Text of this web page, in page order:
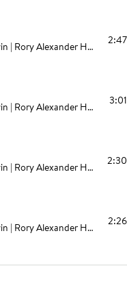
Ian Janco Gillberg | Jason Elvin | Rory Alexander Hope | Randall Breneman 2:47
Ian Janco Gillberg | Jason Elvin | Rory Alexander Hope | Randall Breneman 3:01
Ian Janco Gillberg | Jason Elvin | Rory Alexander Hope | Randall Breneman 2:30
Ian Janco Gillberg | Jason Elvin | Rory Alexander Hope | Randall Breneman 2:26